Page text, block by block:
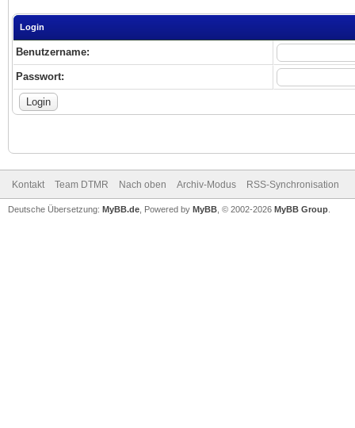
Login
Benutzername:
Passwort:
Kontakt Team DTMR Nach oben Archiv-Modus RSS-Synchronisation
Deutsche Übersetzung: MyBB.de , Powered by MyBB , © 2002-2026 MyBB Group